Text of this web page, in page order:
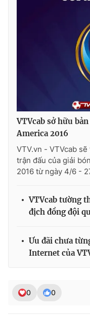
VTVcab sở hữu
America 2016
VTV.vn - VTVcab
trận đấu của giải
2016 từ ngày 4/6 -
VTVcab tường
địch đồng đội
Ưu đãi chưa
Internet của
0 0